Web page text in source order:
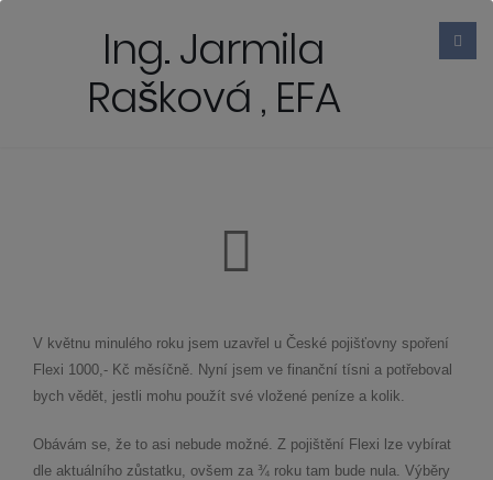
Ing. Jarmila
Rašková , EFA
V květnu minulého roku jsem uzavřel u České pojišťovny spoření
Flexi 1000,- Kč měsíčně. Nyní jsem ve finanční tísni a potřeboval
bych vědět, jestli mohu použít své vložené peníze a kolik.
Obávám se, že to asi nebude možné. Z pojištění Flexi lze vybírat
dle aktuálního zůstatku, ovšem za ¾ roku tam bude nula. Výběry